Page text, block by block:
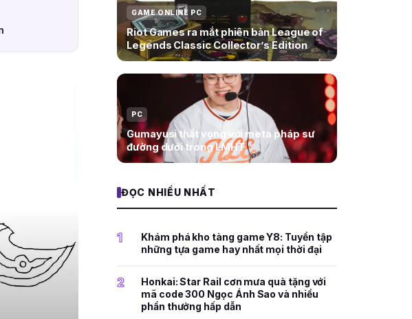
GAME ONLINE PC
Riot Games ra mắt phiên bản League of
Legends Classic Collector’s Edition
PC
Gumayusi thất vọng với meta pháp sư
đường dưới trong LMHT
ĐỌC NHIỀU NHẤT
1
Khám phá kho tàng game Y8: Tuyển tập
những tựa game hay nhất mọi thời đại
2
Honkai: Star Rail cơn mưa quà tặng với
mã code 300 Ngọc Ánh Sao và nhiều
phần thưởng hấp dẫn